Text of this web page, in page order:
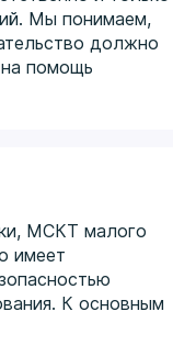
Мы понимаем,
должно
помощь
МСКТ малого
имеет
К основным